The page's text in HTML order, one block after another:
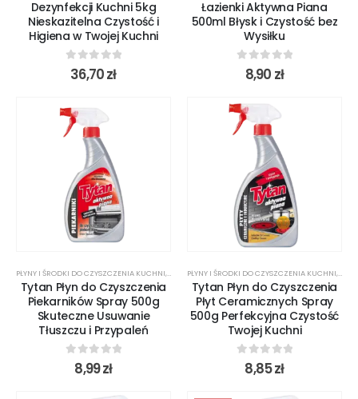
Dezynfekcji Kuchni 5kg
Nieskazitelna Czystość i
Higiena w Twojej Kuchni
out of 5
36,70zł
Łazienki Aktywna Piana
500ml Błysk i Czystość bez
Wysiłku
out of 5
8,90 zł
PŁYNY I ŚRODKI DO CZYSZCZENIA KUCHNI,ŚRODKI CZYSTOŚCI
Tytan Płyn do Czyszczenia
Piekarników Spray 500g
Skuteczne Usuwanie
Tłuszczu i Przypaleń
out of 5
8,99zł
PŁYNY I ŚRODKI DO CZYSZCZENIA KUCHNI,
Tytan Płyn do Czyszczenia
Płyt Ceramicznych Spray
500g Perfekcyjna Czystość
Twojej Kuchni
out of 5
8,85zł